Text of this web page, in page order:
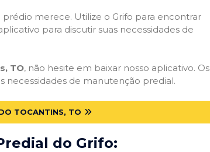
merece. Utilize o Grifo para encontrar
para discutir suas necessidades de
TO, não hesite em baixar nosso aplicativo. Os
necessidades de manutenção predial.
TOCANTINS, TO
do Grifo: